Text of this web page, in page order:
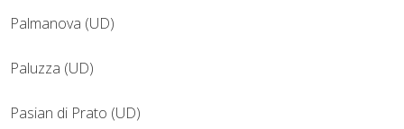
Palmanova (UD)
Paluzza (UD)
Pasian di Prato (UD)